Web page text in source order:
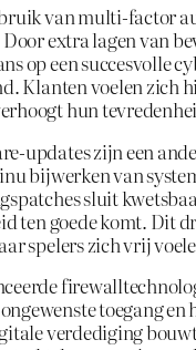
van multi-factor
extra lagen van
op een succesvolle
Klanten voelen zich
hun
updates zijn een
bijwerken van
sluit
ten goede komt. Dit
spelers zich vrij
toegang
verdediging